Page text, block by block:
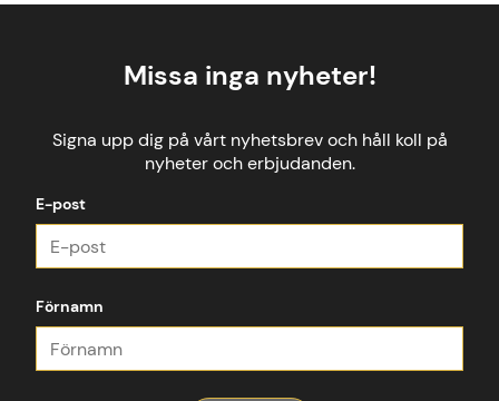
Missa inga nyheter!
Signa upp dig på vårt nyhetsbrev och håll koll på
nyheter och erbjudanden.
E-post
Förnamn